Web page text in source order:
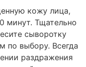
кожу лица,
минут. Тщательно
сыворотку
по выбору. Всегда
раздражения